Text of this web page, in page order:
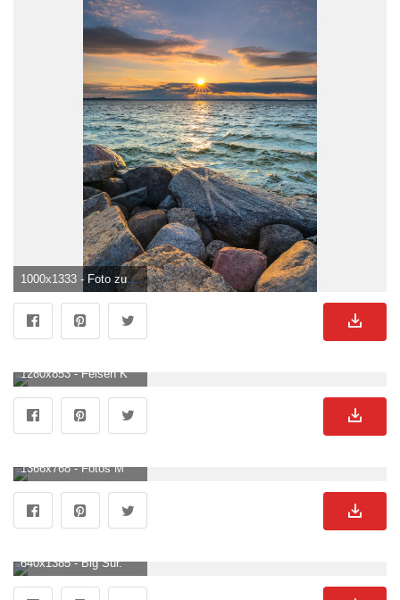
1000x1333 - Foto zum Thema Graue felsen in der nähe von gewässern während des sonnenuntergangs. Felsen Hintergrundbild.
1280x853 - Felsen Klippen Von Moher Reise Foto auf Pixabay. Felsen Hintergrundbild.
1366x768 - Fotos Meer Natur Felsen Morgendämmerung und Sonnenuntergang 1366x768. Felsen Hintergrund .
640x1385 - Big Sur. Wallpaper iphone love, Phone wallpaper, Live wallpaper iphone. Felsen Bild.